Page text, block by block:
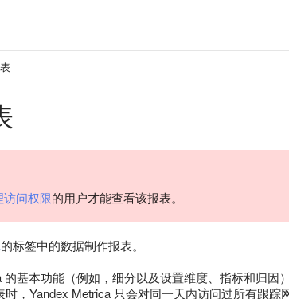
访问权限的用户才能查看该报表。
的标签中的数据制作报表。
基本功能（例如，细分以及设置维度、指标和归因
，Yandex Metrica 只会对同一天内访问过所有跟踪